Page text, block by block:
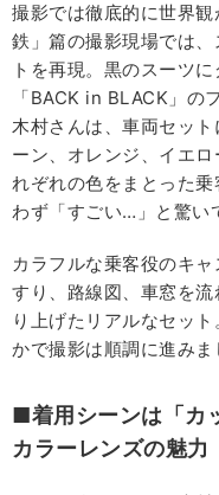
撮影では徹底的に世界
鉄」篇の撮影現場では
トを再現。黒のスーツ
「BACK in BLACK」の
木村さんは、車両セッ
ーン、オレンジ、イエ
れぞれの色をまとった
わず「すごい…」と驚い
カラフルな乗客役のキ
すり、路線図、車窓を
り上げたリアルなセッ
かで撮影は順調に進みま
■着用シーンは「カ
カラーレンズの魅力